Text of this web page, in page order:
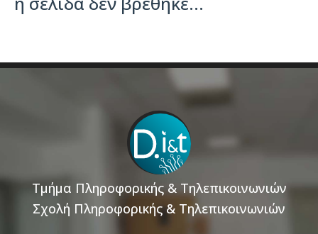
Τμήμα Πληροφορικής & Τηλεπικοινωνιών
Σχολή Πληροφορικής & Τηλεπικοινωνιών